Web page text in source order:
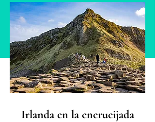
Irlanda en la encrucijada